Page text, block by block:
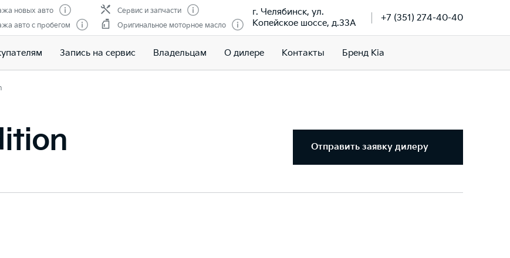
новых авто
авто с пробегом
Сервис и запчасти
Оригинальное моторное масло
г. Челябинск, ул.
Копейское шоссе, д.33А
+7 (351) 274-40-40
Запись на сервис Владельцам О дилере Контакты Бренд Kia
Отправить заявку дилеру